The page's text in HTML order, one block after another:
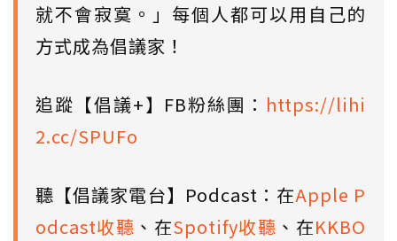
就不會寂寞。」每個人都可以用自己的
方式成為倡議家！
追蹤【倡議+】FB粉絲團： https://lihi
2.cc/SPUFo
聽【倡議家電台】Podcast：在Apple P
odcast收聽 、在Spotify收聽 、在KKBO